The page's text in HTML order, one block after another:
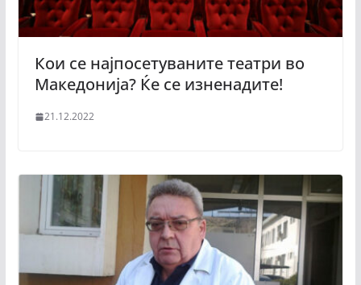
Кои се најпосетуваните театри во
Македонија? Ќе се изненадите!
21.12.2022